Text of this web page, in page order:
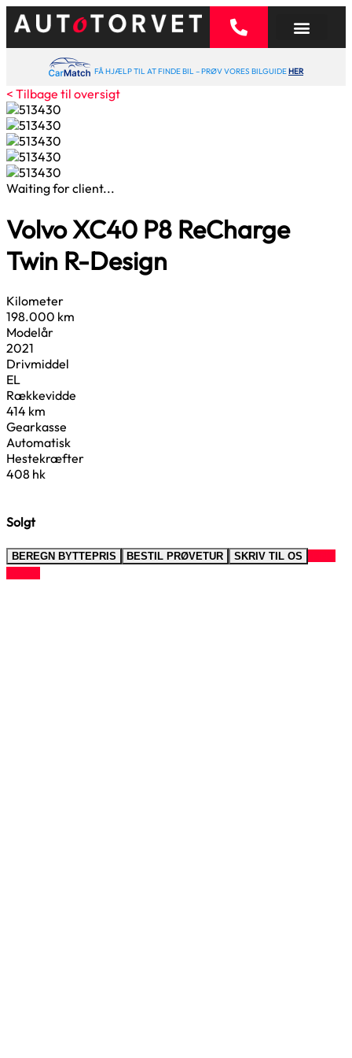
FÅ HJÆLP TIL AT FINDE BIL – PRØV VORES BILGUIDEHER
< Tilbage til oversigt
Waiting for client...
Volvo XC40 P8 ReCharge
Twin R-Design
Kilometer
198.000 km
Modelår
2021
Drivmiddel
EL
Rækkevidde
414 km
Gearkasse
Automatisk
Hestekræfter
408 hk
Solgt
BEREGN BYTTEPRIS BESTIL PRØVETUR SKRIV TIL OS